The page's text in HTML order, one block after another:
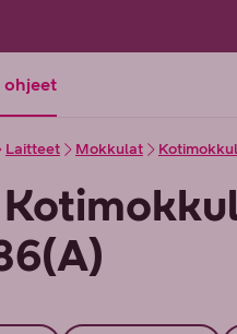
ohjeet
Laitteet Mokkulat